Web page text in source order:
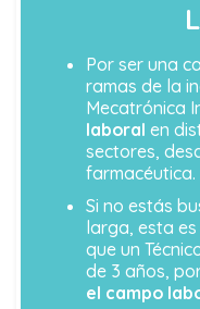
Por ser una
ramas de la
Mecatrónica
laboral en
sectores,
farmacéutica.
Si no estás
larga, esta
que un
de 3 años,
el campo